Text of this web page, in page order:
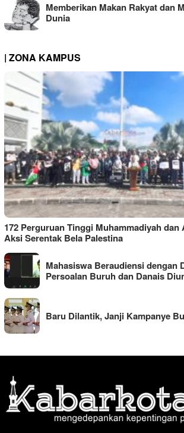
Memberikan Makan Rakyat dan
Dunia
| ZONA KAMPUS
172 Perguruan Tinggi Muhammadiyah dan
Aksi Serentak Bela Palestina
Mahasiswa Beraudiensi dengan
Persoalan Buruh dan Danais
Baru Dilantik, Janji Kampanye